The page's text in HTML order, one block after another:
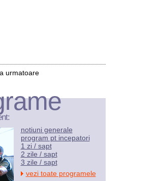
notiuni generale
program pt incepatori
1 zi / sapt
2 zile / sapt
3 zile / sapt
vezi toate programele